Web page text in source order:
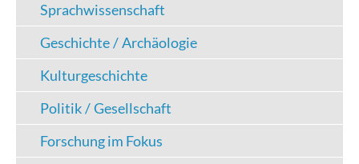
Sprachwissenschaft
Geschichte / Archäologie
Kulturgeschichte
Politik / Gesellschaft
Forschung im Fokus